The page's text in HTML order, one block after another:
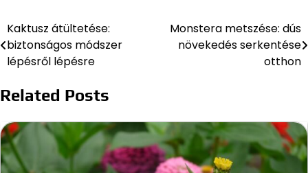
Bejegyzés
navigáció
Kaktusz átültetése:
biztonságos módszer
lépésről lépésre
Monstera metszése: dús
növekedés serkentése
otthon
Related Posts